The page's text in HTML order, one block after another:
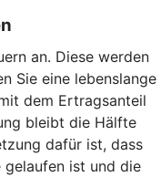
an. Diese werden
Sie eine lebenslange
dem Ertragsanteil
bleibt die Hälfte
dafür ist, dass
ist und die